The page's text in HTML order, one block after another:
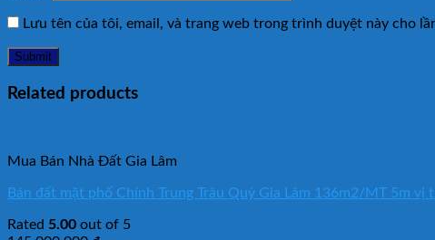
Lưu tên của tôi, email, và trang web trong trình duyệt này cho
Related products
Mua Bán Nhà Đất Gia Lâm
Bán đất mặt phố Chính Trung Trâu Quỳ Gia Lâm 136m2/MT 5m vị
Rated 5.00 out of 5